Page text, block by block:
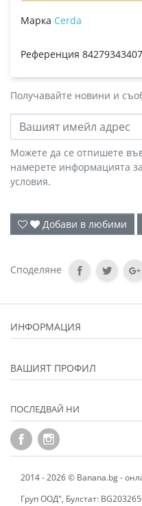
Марка Cerda
Референция
Получавайте новини и
Можете да се отпишете
намерете информацията
условия.
Добави в любими
Споделяне
ИНФОРМАЦИЯ
ВАШИЯТ ПРОФИЛ
ПОСЛЕДВАЙ НИ
2014 - 2026 © Banana.bg -
Груп ООД", Булстат: